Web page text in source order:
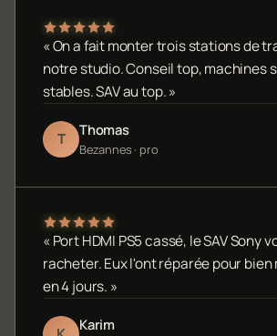
« On a fait monter trois stations de
notre studio. Conseil top, machines
stables. SAV au top. »
T Thomas
Bezannes · pro
« Port HDMI PS5 cassé, le SAV Sony
racheter. Eux l'ont réparée pour bien
en 4 jours. »
Karim